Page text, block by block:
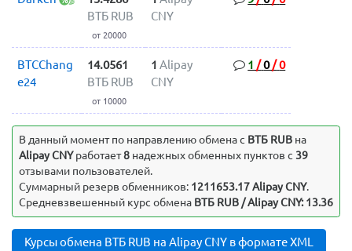
ВТБ RUB
от 20000
CNY
BTCChang
e24
14.0561
ВТБ RUB
от 10000
1 Alipay
CNY
1 /0/0
В данный момент по направлению обмена c ВТБ RUBна
Alipay CNYработает8надежных обменных пунктов с 39
отзывами пользователей.
Суммарный резерв обменников: 1211653.17 Alipay CNY.
Средневзвешенный курс обмена ВТБ RUB / Alipay CNY: 13.36
Курсы обмена ВТБ RUB на Alipay CNY в формате XML